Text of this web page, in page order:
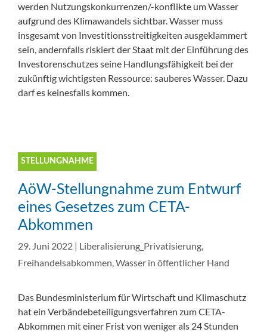
werden Nutzungskonkurrenzen/-konflikte um Wasser
aufgrund des Klimawandels sichtbar. Wasser muss
insgesamt von Investitionsstreitigkeiten ausgeklammert
sein, andernfalls riskiert der Staat mit der Einführung des
Investorenschutzes seine Handlungsfähigkeit bei der
zukünftig wichtigsten Ressource: sauberes Wasser. Dazu
darf es keinesfalls kommen.
STELLUNGNAHME
AöW-Stellungnahme zum Entwurf
eines Gesetzes zum CETA-
Abkommen
29. Juni 2022 | Liberalisierung_Privatisierung,
Freihandelsabkommen,Wasser in öffentlicher Hand
Das Bundesministerium für Wirtschaft und Klimaschutz
hat ein Verbändebeteiligungsverfahren zum CETA-
Abkommen mit einer Frist von weniger als 24 Stunden